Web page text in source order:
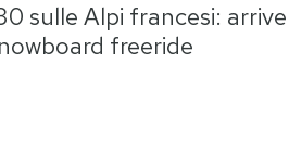
sulle Alpi francesi:
freeride